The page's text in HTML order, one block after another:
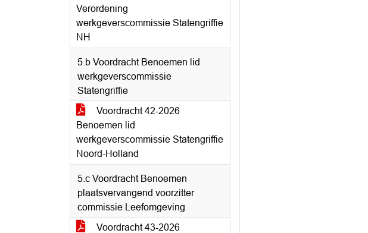
Verordening
werkgeverscommissie Statengriffie
NH
5.b Voordracht Benoemen lid
werkgeverscommissie
Statengriffie
Voordracht 42-2026
Benoemen lid
werkgeverscommissie Statengriffie
Noord-Holland
5.c Voordracht Benoemen
plaatsvervangend voorzitter
commissie Leefomgeving
Voordracht 43-2026